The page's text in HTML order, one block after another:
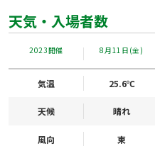
天気・入場者数
2023開催 8月11日(金)
気温 25.6℃
天候 晴れ
風向 東